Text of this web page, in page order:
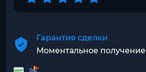
Гарантия сделки
Моментальное получение